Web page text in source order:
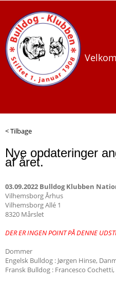
< Tilbage
Nye opdateringer
af året.
03.09.2022 Bulldog Klubben
Vilhemsborg Århus
Vilhemsborg Allé 1
8320 Mårslet
DER ER INGEN POINT PÅ DENNE
Dommer
Engelsk Bulldog : Jørgen Hinse,
Fransk Bulldog : Francesco